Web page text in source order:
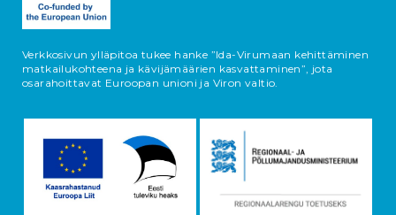
Verkkosivun ylläpitoa tukee hanke ”Ida-Virumaan kehittäminen
matkailukohteena ja kävijämäärien kasvattaminen”, jota
osarahoittavat Euroopan unioni ja Viron valtio.